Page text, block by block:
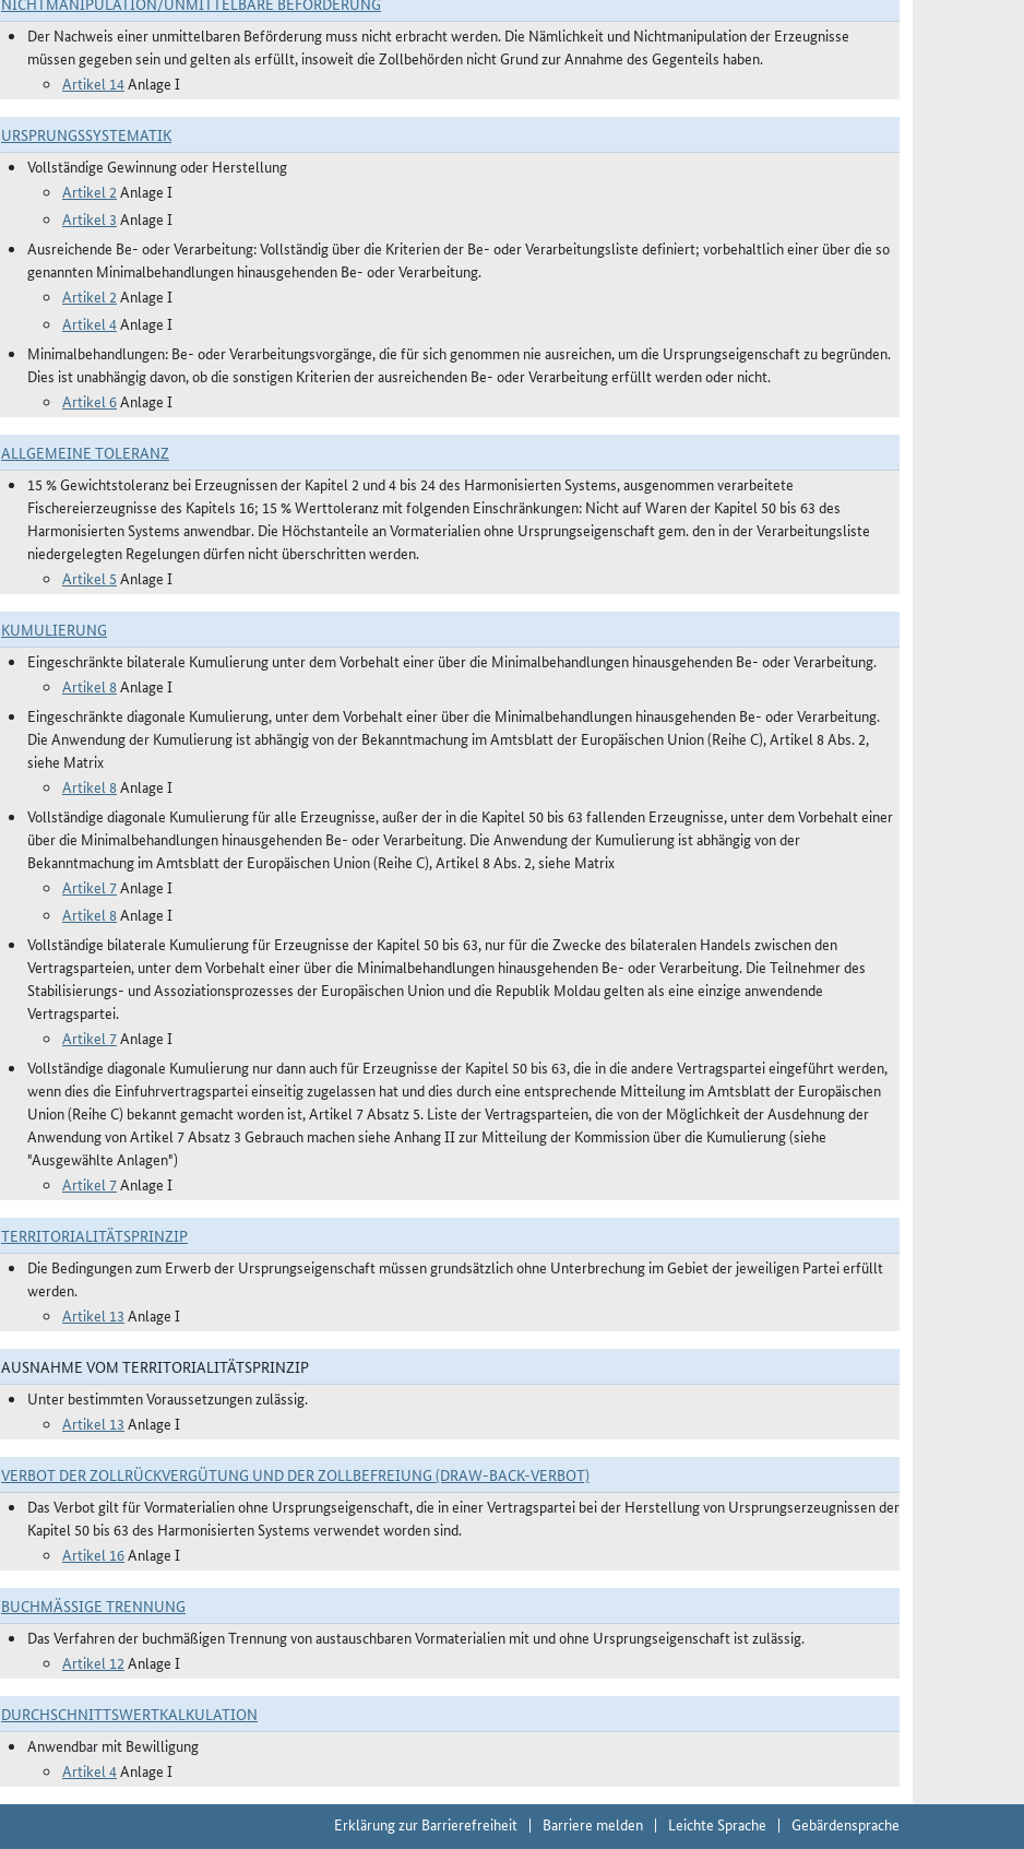
Der Nachweis einer unmittelbaren Beförderung muss nicht erbracht werden. Die Nämlichkeit und Nichtmanipulation der Erzeugnisse
müssen gegeben sein und gelten als erfüllt, insoweit die Zollbehörden nicht Grund zur Annahme des Gegenteils haben.
Artikel 14Anlage I
URSPRUNGSSYSTEMATIK
Vollständige Gewinnung oder Herstellung
Artikel 2 Anlage I
Artikel 3 Anlage I
Ausreichende Be- oder Verarbeitung: Vollständig über die Kriterien der Be- oder Verarbeitungsliste definiert; vorbehaltlich einer über die so
genannten Minimalbehandlungen hinausgehenden Be- oder Verarbeitung.
Artikel 2 Anlage I
Artikel 4Anlage I
Minimalbehandlungen: Be- oder Verarbeitungsvorgänge, die für sich genommen nie ausreichen, um die Ursprungseigenschaft zu begründen.
Dies ist unabhängig davon, ob die sonstigen Kriterien der ausreichenden Be- oder Verarbeitung erfüllt werden oder nicht.
Artikel 6Anlage I
ALLGEMEINE TOLERANZ
15 % Gewichtstoleranz bei Erzeugnissen der Kapitel 2 und 4 bis 24 des Harmonisierten Systems, ausgenommen verarbeitete
Fischereierzeugnisse des Kapitels 16; 15 % Werttoleranz mit folgenden Einschränkungen: Nicht auf Waren der Kapitel 50 bis 63 des
Harmonisierten Systems anwendbar. Die Höchstanteile an Vormaterialien ohne Ursprungseigenschaft gem. den in der Verarbeitungsliste
niedergelegten Regelungen dürfen nicht überschritten werden.
Artikel 5 Anlage I
KUMULIERUNG
Eingeschränkte bilaterale Kumulierung unter dem Vorbehalt einer über die Minimalbehandlungen hinausgehenden Be- oder Verarbeitung.
Artikel 8Anlage I
Eingeschränkte diagonale Kumulierung, unter dem Vorbehalt einer über die Minimalbehandlungen hinausgehenden Be- oder Verarbeitung.
Die Anwendung der Kumulierung ist abhängig von der Bekanntmachung im Amtsblatt der Europäischen Union (Reihe C), Artikel 8 Abs. 2,
siehe Matrix
Artikel 8Anlage I
Vollständige diagonale Kumulierung für alle Erzeugnisse, außer der in die Kapitel 50 bis 63 fallenden Erzeugnisse, unter dem Vorbehalt einer
über die Minimalbehandlungen hinausgehenden Be- oder Verarbeitung. Die Anwendung der Kumulierung ist abhängig von der
Bekanntmachung im Amtsblatt der Europäischen Union (Reihe C), Artikel 8 Abs. 2, siehe Matrix
Artikel 7Anlage I
Artikel 8Anlage I
Vollständige bilaterale Kumulierung für Erzeugnisse der Kapitel 50 bis 63, nur für die Zwecke des bilateralen Handels zwischen den
Vertragsparteien, unter dem Vorbehalt einer über die Minimalbehandlungen hinausgehenden Be- oder Verarbeitung. Die Teilnehmer des
Stabilisierungs- und Assoziationsprozesses der Europäischen Union und die Republik Moldau gelten als eine einzige anwendende
Vertragspartei.
Artikel 7Anlage I
Vollständige diagonale Kumulierung nur dann auch für Erzeugnisse der Kapitel 50 bis 63, die in die andere Vertragspartei eingeführt werden,
wenn dies die Einfuhrvertragspartei einseitig zugelassen hat und dies durch eine entsprechende Mitteilung im Amtsblatt der Europäischen
Union (Reihe C) bekannt gemacht worden ist, Artikel 7 Absatz 5. Liste der Vertragsparteien, die von der Möglichkeit der Ausdehnung der
Anwendung von Artikel 7 Absatz 3 Gebrauch machen siehe Anhang II zur Mitteilung der Kommission über die Kumulierung (siehe
"Ausgewählte Anlagen")
Artikel 7Anlage I
TERRITORIALITÄTSPRINZIP
Die Bedingungen zum Erwerb der Ursprungseigenschaft müssen grundsätzlich ohne Unterbrechung im Gebiet der jeweiligen Partei erfüllt
werden.
Artikel 13 Anlage I
AUSNAHME VOM TERRITORIALITÄTSPRINZIP
Unter bestimmten Voraussetzungen zulässig.
Artikel 13 Anlage I
VERBOT DER ZOLLRÜCKVERGÜTUNG UND DER ZOLLBEFREIUNG (DRAW-BACK-VERBOT)
Das Verbot gilt für Vormaterialien ohne Ursprungseigenschaft, die in einer Vertragspartei bei der Herstellung von Ursprungserzeugnissen der
Kapitel 50 bis 63 des Harmonisierten Systems verwendet worden sind.
Artikel 16Anlage I
BUCHMÄSSIGE TRENNUNG
Das Verfahren der buchmäßigen Trennung von austauschbaren Vormaterialien mit und ohne Ursprungseigenschaft ist zulässig.
Artikel 12 Anlage I
DURCHSCHNITTSWERTKALKULATION
Anwendbar mit Bewilligung
Artikel 4Anlage I
Erklärung zur Barrierefreiheit Barriere melden Leichte Sprache Gebärdensprache